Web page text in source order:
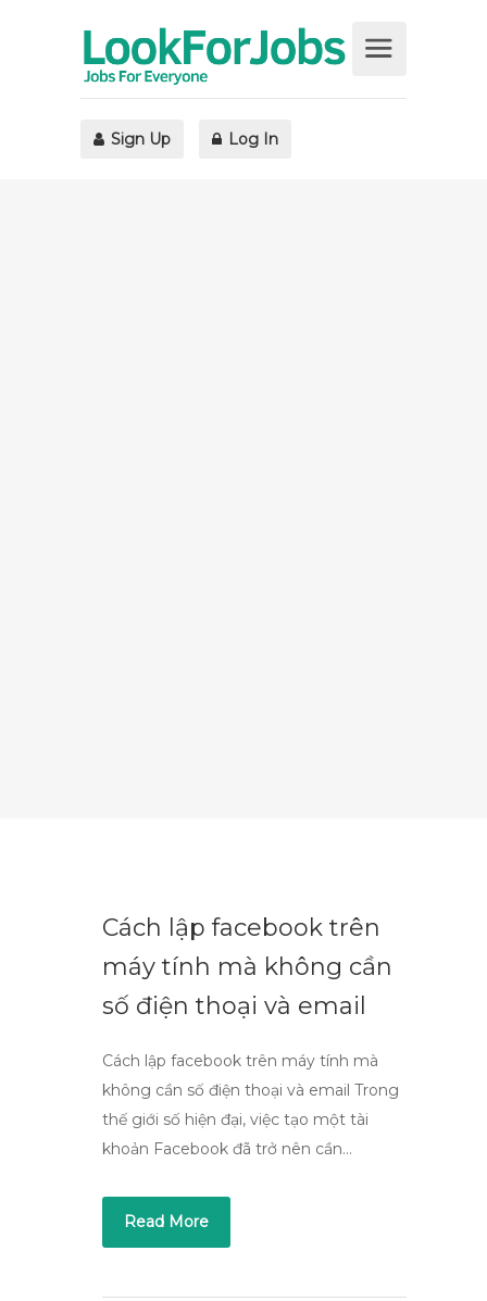
Sign Up Log In
Cách lập facebook trên
máy tính mà không cần
số điện thoại và email
Cách lập facebook trên máy tính mà
không cần số điện thoại và email Trong
thế giới số hiện đại, việc tạo một tài
khoản Facebook đã trở nên cần…
Read More